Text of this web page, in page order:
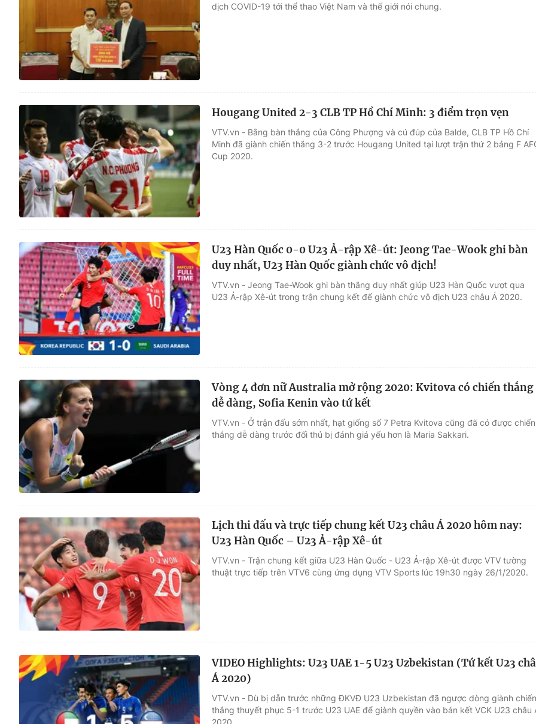
dịch COVID-19 tới thể thao Việt Nam và thế giới nói chung.
Hougang United 2-3 CLB TP Hồ Chí Minh: 3 điểm trọn vẹn
VTV.vn - Bằng bàn thắng của Công Phượng và cú đúp của Balde, CLB TP Hồ Chí
Minh đã giành chiến thắng 3-2 trước Hougang United tại lượt trận thứ 2 bảng F
Cup 2020.
U23 Hàn Quốc 0-0 U23 Ả-rập Xê-út: Jeong Tae-Wook ghi bàn
duy nhất, U23 Hàn Quốc giành chức vô địch!
VTV.vn - Jeong Tae-Wook ghi bàn thắng duy nhất giúp U23 Hàn Quốc vượt qua
U23 Ả-rập Xê-út trong trận chung kết để giành chức vô địch U23 châu Á 2020.
Vòng 4 đơn nữ Australia mở rộng 2020: Kvitova có chiến thắng
dễ dàng, Sofia Kenin vào tứ kết
VTV.vn - Ở trận đấu sớm nhất, hạt giống số 7 Petra Kvitova cũng đã có được chiến
thắng dễ dàng trước đối thủ bị đánh giá yếu hơn là Maria Sakkari.
Lịch thi đấu và trực tiếp chung kết U23 châu Á 2020 hôm nay:
U23 Hàn Quốc – U23 Ả-rập Xê-út
VTV.vn - Trận chung kết giữa U23 Hàn Quốc - U23 Ả-rập Xê-út được VTV tường
thuật trực tiếp trên VTV6 cùng ứng dụng VTV Sports lúc 19h30 ngày 26/1/2020.
VIDEO Highlights: U23 UAE 1-5 U23 Uzbekistan (Tứ kết U23
Á 2020)
VTV.vn - Dù bị dẫn trước những ĐKVĐ U23 Uzbekistan đã ngược dòng giành chiến
thắng thuyết phục 5-1 trước U23 UAE để giành quyền vào bán kết VCK U23 châu
2020.